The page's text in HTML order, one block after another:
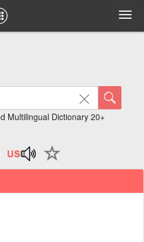
Multilingual Dictionary 20+